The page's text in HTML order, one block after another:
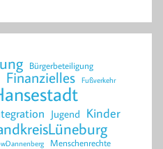
Bürgerbeteiligung
Finanzielles Fußverkehr
Jugend Kinder
Menschenrechte